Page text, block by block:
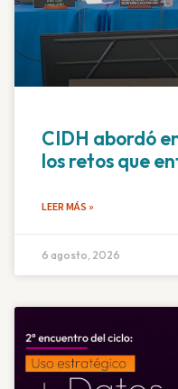
CIDH abordó
los retos que
LEER MÁS »
6 agosto, 2026